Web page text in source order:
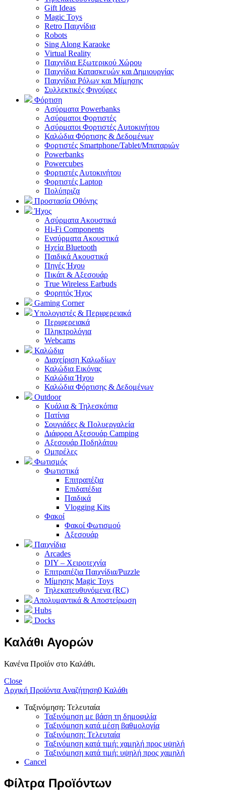
Gift Ideas
Magic Toys
Retro Παιχνίδια
Robots
Sing Along Karaoke
Virtual Reality
Παιχνίδια Εξωτερικού Χώρου
Παιχνίδια Κατασκευών και Δημιουργίας
Παιχνίδια Ρόλων και Μίμησης
Συλλεκτικές Φιγούρες
Φόρτιση
Ασύρματα Powerbanks
Aσύρματοι Φορτιστές
Ασύρματοι Φορτιστές Αυτοκινήτου
Καλώδια Φόρτισης & Δεδομένων
Φορτιστές Smartphone/Tablet/Μπαταριών
Powerbanks
Powercubes
Φορτιστές Αυτοκινήτου
Φορτιστές Laptop
Πολύπριζα
Προστασία Οθόνης
Ήχος
Ασύρματα Ακουστικά
Hi-Fi Components
Ενσύρματα Ακουστικά
Ηχεία Bluetooth
Παιδικά Ακουστικά
Πηγές Ήχου
Πικάπ & Αξεσουάρ
Τrue Wireless Earbuds
Φορητός Ήχος
Gaming Corner
Υπολογιστές & Περιφερειακά
Περιφερειακά
Πληκτρολόγια
Webcams
Καλώδια
Διαχείριση Καλωδίων
Καλώδια Εικόνας
Καλώδια Ήχου
Καλώδια Φόρτισης & Δεδομένων
Outdoor
Κυάλια & Τηλεσκόπια
Πατίνια
Σουγιάδες & Πολυεργαλεία
Διάφορα Αξεσουάρ Camping
Αξεσουάρ Ποδηλάτου
Ομπρέλες
Φωτισμός
Φωτιστικά
Επιτραπέζια
Επιδαπέδια
Παιδικά
Vlogging Kits
Φακοί
Φακοί Φωτισμού
Αξεσουάρ
Παιχνίδια
Arcades
DIY – Χειροτεχνία
Επιτραπέζια Παιχνίδια/Puzzle
Μίμησης Magic Toys
Τηλεκατευθυνόμενα (RC)
Απολυμαντικά & Αποστείρωση
Hubs
Docks
Καλάθι Αγορών
Κανένα Προϊόν στο Καλάθι.
Close
Αρχική Προϊόντα Αναζήτηση0 Καλάθι
Ταξινόμηση: Τελευταία
Ταξινόμηση με βάση τη δημοφιλία
Ταξινόμηση κατά μέση βαθμολογία
Ταξινόμηση: Τελευταία
Ταξινόμηση κατά τιμή: χαμηλή προς υψηλή
Ταξινόμηση κατά τιμή: υψηλή προς χαμηλή
Cancel
Φίλτρα Προϊόντων